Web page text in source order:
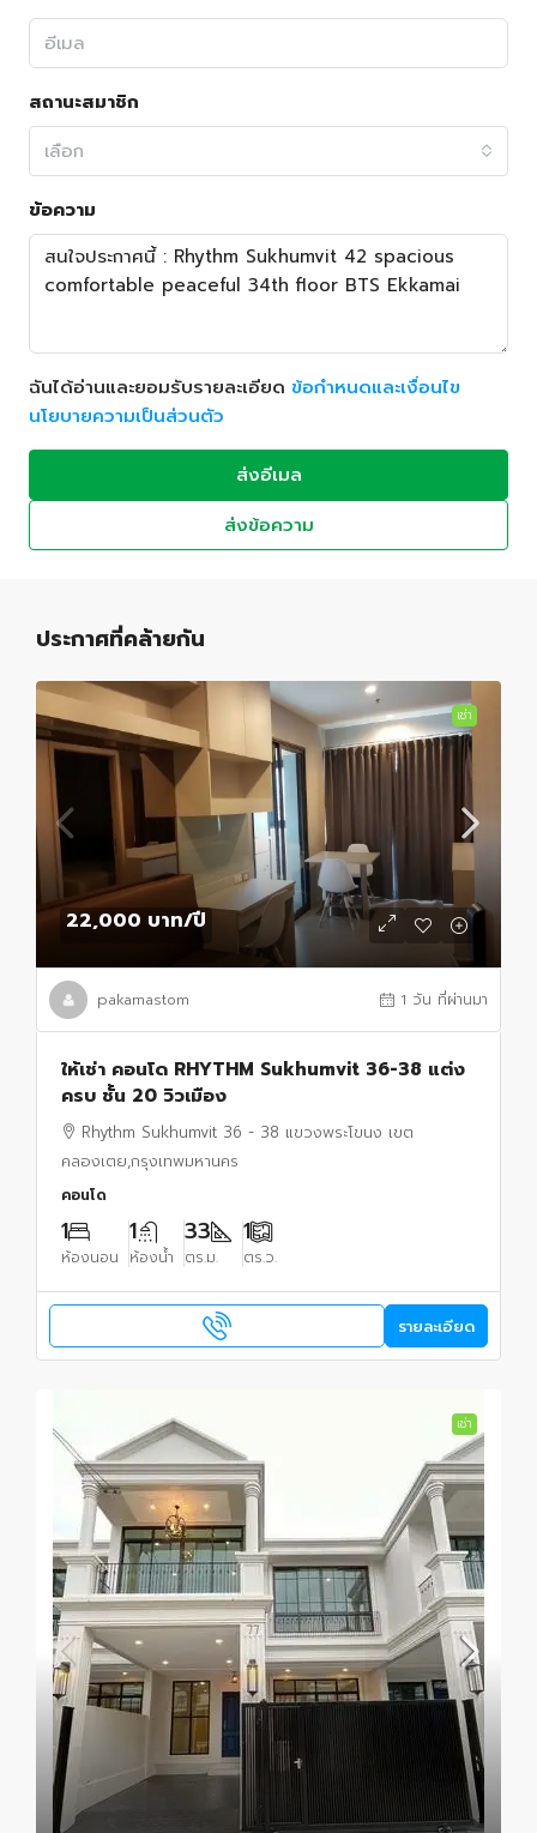
สถานะสมาชิก
เลือก
ข้อความ
ฉันได้อ่านและยอมรับรายละเอียด ข้อกำหนดและเงื่อนไข
นโยบายความเป็นส่วนตัว
ส่งอีเมล
ส่งข้อความ
ประกาศที่คล้ายกัน
เช่า
22,000 บาท/ปี
pakamastom 1 วัน ที่ผ่านมา
ให้เช่า คอนโด RHYTHM Sukhumvit 36-38 แต่ง
ครบ ชั้น 20 วิวเมือง
Rhythm Sukhumvit 36 - 38 แขวงพระโขนง เขต
คลองเตย,กรุงเทพมหานคร
คอนโด
1
ห้องนอน
1
ห้องน้ำ
33
ตร.ม.
1
ตร.ว.
รายละเอียด
เช่า